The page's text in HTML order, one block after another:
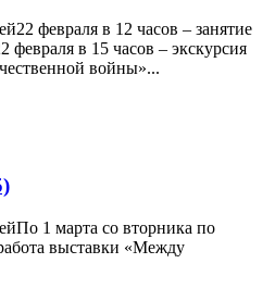
февраля в 12 часов – занятие
февраля в 15 часов – экскурсия
войны»...
1 марта со вторника по
выставки «Между